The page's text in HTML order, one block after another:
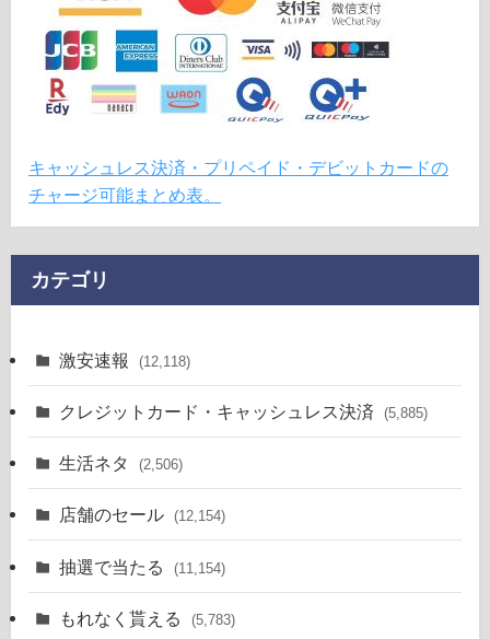
キャッシュレス決済・プリペイド・デビットカードの
チャージ可能まとめ表。
カテゴリ
激安速報 (12,118)
クレジットカード・キャッシュレス決済 (5,885)
生活ネタ (2,506)
店舗のセール (12,154)
抽選で当たる (11,154)
もれなく貰える (5,783)